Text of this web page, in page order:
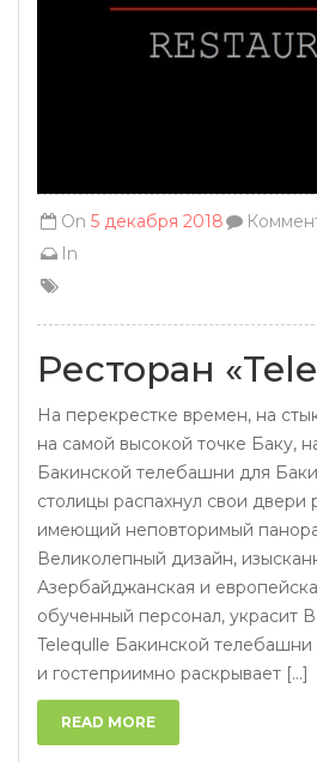
On 5 декабря 2018
In
Ресторан
На перекрестке времен, на
на самой высокой точке Баку,
Бакинской телебашни для
столицы распахнул свои двери
имеющий неповторимый
Великолепный дизайн,
Азербайджанская и
обученный персонал, украсит
Telequlle Бакинской телебашни
и гостеприимно раскрывает [...]
READ MORE